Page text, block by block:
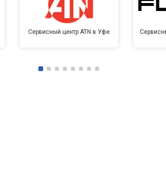
Сервисный центр ATN в Уфе